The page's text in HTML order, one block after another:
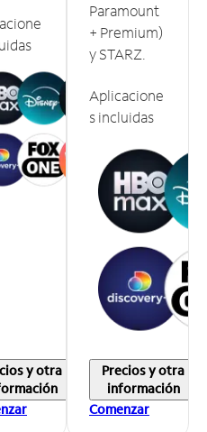
y otra
Paramount
+ Premium)
y STARZ.
Aplicacione
s incluidas
Precios y otra
información
Comenzar